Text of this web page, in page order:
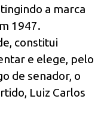
a marca
1947.
constitui
e elege, pelo
de senador, o
Luiz Carlos